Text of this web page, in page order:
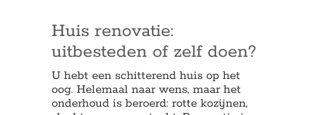
Huis renovatie:
uitbesteden of zelf doen?
U hebt een schitterend huis op het
oog. Helemaal naar wens, maar het
onderhoud is beroerd: rotte kozijnen,